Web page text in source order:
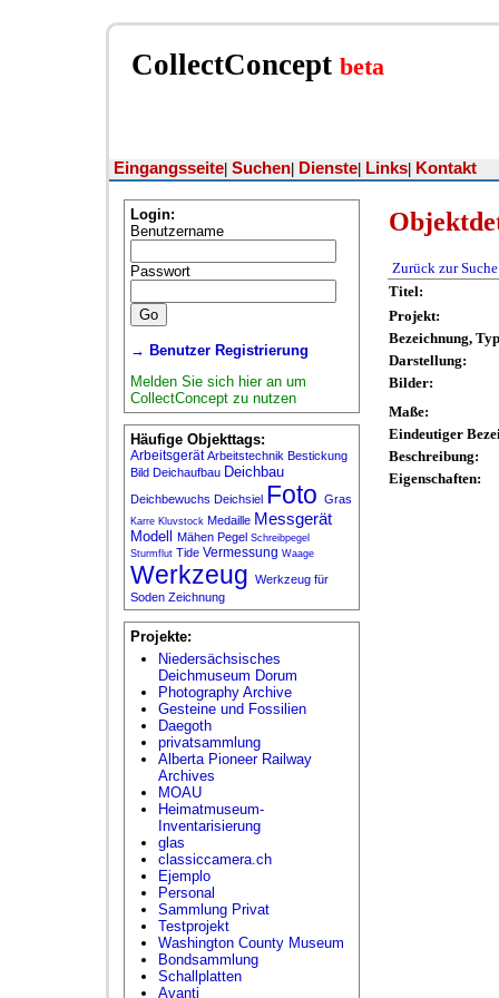
CollectConcept beta
Eingangsseite Suchen Dienste Links Kontakt
Login:
Benutzername
Passwort
→ Benutzer Registrierung
Melden Sie sich hier an um
CollectConcept zu nutzen
Häufige Objekttags:
ArbeitsgerätArbeitstechnik Bestickung
Bild Deichaufbau Deichbau
Deichbewuchs Deichsiel Foto Gras
Karre Kluvstock Medaille Messgerät
Modell Mähen Pegel Schreibpegel
Sturmflut Tide Vermessung Waage
Werkzeug Werkzeug für
Soden Zeichnung
Projekte:
Niedersächsisches
Deichmuseum Dorum
Photography Archive
Gesteine und Fossilien
Daegoth
privatsammlung
Alberta Pioneer Railway
Archives
MOAU
Heimatmuseum-
Inventarisierung
glas
classiccamera.ch
Ejemplo
Personal
Sammlung Privat
Testprojekt
Washington County Museum
Bondsammlung
Schallplatten
Avanti
Zurück zur Suche
Titel:
Projekt:
Bezeichnung, Typ
Darstellung:
Bilder:
Maße:
Eindeutiger
Beschreibung:
Eigenschaften: